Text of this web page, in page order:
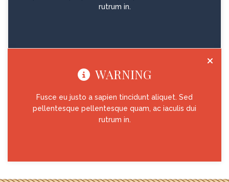
rutrum in.
WARNING
Fusce eu justo a sapien tincidunt aliquet. Sed
pellentesque pellentesque quam, ac iaculis dui
rutrum in.